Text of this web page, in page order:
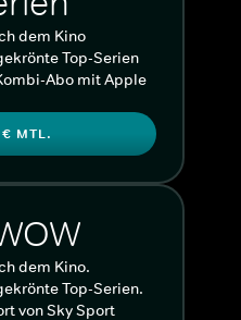
dem Kino
Top-Serien
Abo mit Apple
MTL.
dem Kino.
Top-Serien.
von Sky Sport